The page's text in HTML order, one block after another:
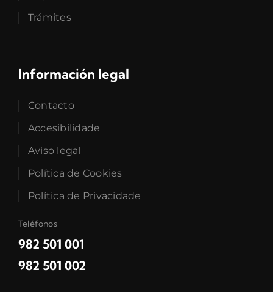
Trámites
Información legal
Contacto
Accesibilidade
Aviso legal
Política de Cookies
Política de Privacidade
Teléfonos
982 501 001
982 501 002